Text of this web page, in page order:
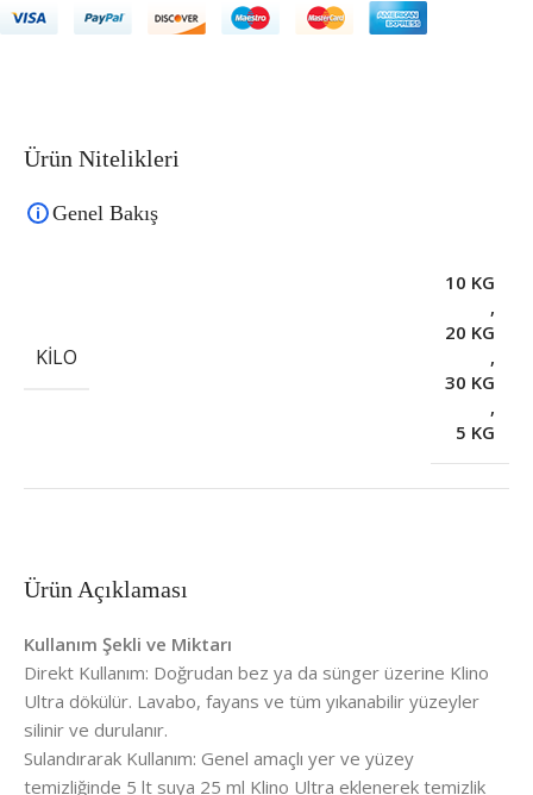
Ürün Açıklaması
Kullanım Şekli ve Miktarı
Direkt Kullanım: Doğrudan bez ya da sünger üzerine Klino
Ultra dökülür. Lavabo, fayans ve tüm yıkanabilir yüzeyler
silinir ve durulanır.
Sulandırarak Kullanım: Genel amaçlı yer ve yüzey
temizliğinde 5 lt suya 25 ml Klino Ultra eklenerek temizlik
Ürün Nitelikleri
Genel Bakış
KILO
10 KG
,
20 KG
,
30 KG
,
5 KG